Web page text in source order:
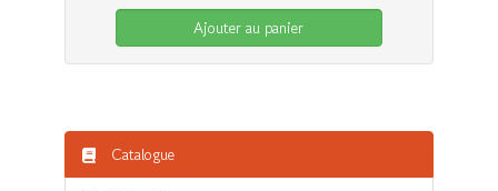
Ajouter au panier
Catalogue